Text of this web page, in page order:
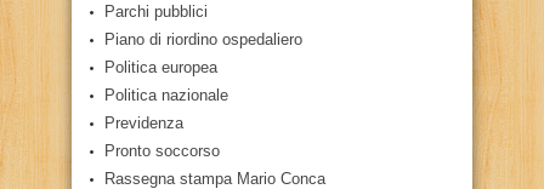
Parchi pubblici
Piano di riordino ospedaliero
Politica europea
Politica nazionale
Previdenza
Pronto soccorso
Rassegna stampa Mario Conca